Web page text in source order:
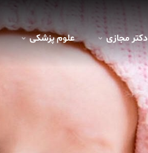
دکتر مجازی علوم پزشکی